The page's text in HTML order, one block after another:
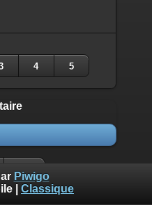
4 5
Piwigo
Classique